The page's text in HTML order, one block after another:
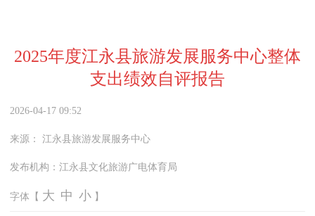
2025年度江永县旅游发展服务中心整体
支出绩效自评报告
2026-04-17 09:52
来源： 江永县旅游发展服务中心
发布机构： 江永县文化旅游广电体育局
字体【 大 中 小 】